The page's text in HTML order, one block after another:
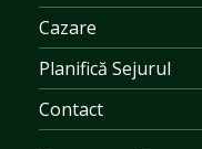
Cazare
Planifică Sejurul
Contact